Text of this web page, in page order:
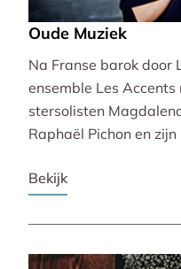
Oude Muziek
Na Franse barok door
ensemble Les Accents
stersolisten
Raphaël Pichon en
Bachvereniging en
Wantenaar, op
Bekijk